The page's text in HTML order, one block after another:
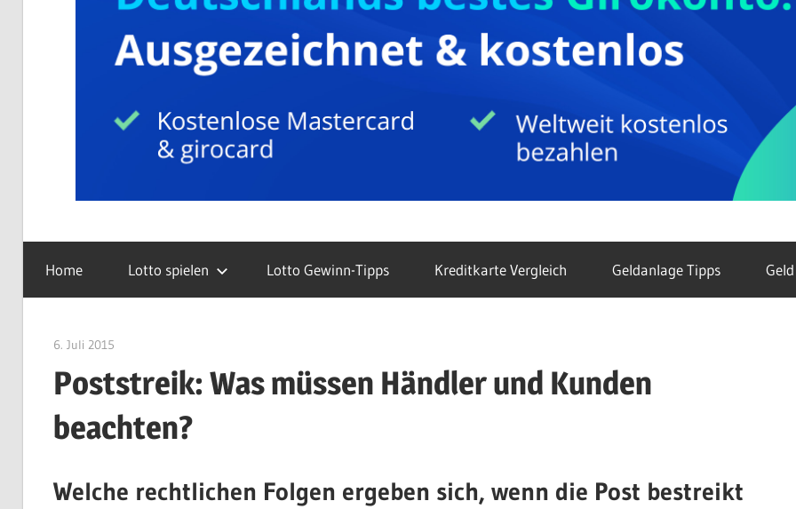
Gewinnspiele.
Home Lotto spielen Lotto Gewinn-Tipps Kreditkarte Vergleich Geldanlage Tipps
6. Juli 2015
Poststreik: Was müssen Händler und Kunden
beachten?
Welche rechtlichen Folgen ergeben sich, wenn die Post bestreikt